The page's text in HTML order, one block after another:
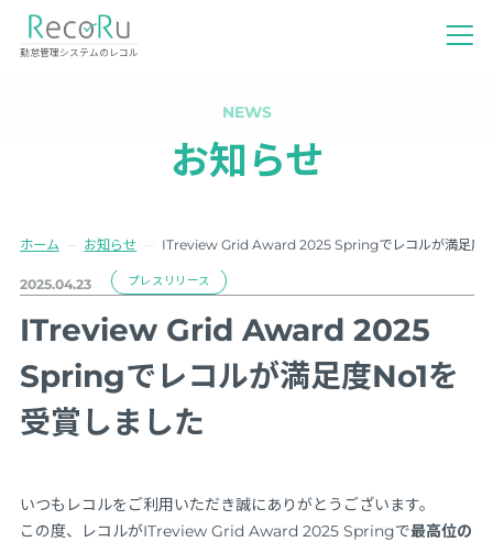
勤怠管理システムのレコル
NEWS
お知らせ
ホーム お知らせ ITreview Grid Award 2025 Springでレコルが満足度
2025.04.23 プレスリリース
ITreview Grid Award 2025
Springでレコルが満足度No1を
受賞しました
いつもレコルをご利用いただき誠にありがとうございます。
この度、レコルがITreview Grid Award 2025 Springで最高位の